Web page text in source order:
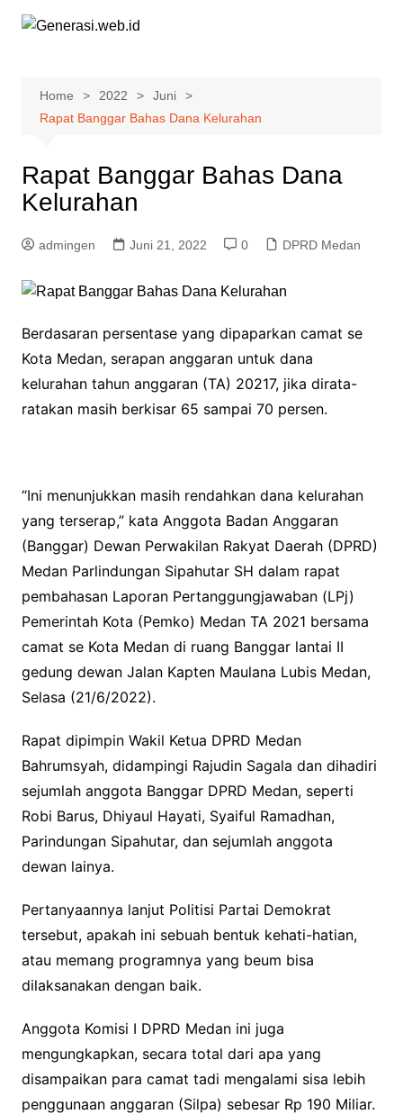
Home 2022
Juni
Rapat Banggar Bahas Dana Kelurahan
Rapat Banggar Bahas Dana
Kelurahan
admingen Juni 21, 2022 0 DPRD Medan
Berdasaran persentase yang dipaparkan camat se
Kota Medan, serapan anggaran untuk dana
kelurahan tahun anggaran (TA) 20217, jika dirata-
ratakan masih berkisar 65 sampai 70 persen.
“Ini menunjukkan masih rendahkan dana kelurahan
yang terserap,” kata Anggota Badan Anggaran
(Banggar) Dewan Perwakilan Rakyat Daerah (DPRD)
Medan Parlindungan Sipahutar SH dalam rapat
pembahasan Laporan Pertanggungjawaban (LPj)
Pemerintah Kota (Pemko) Medan TA 2021 bersama
camat se Kota Medan di ruang Banggar lantai II
gedung dewan Jalan Kapten Maulana Lubis Medan,
Selasa (21/6/2022).
Rapat dipimpin Wakil Ketua DPRD Medan
Bahrumsyah, didampingi Rajudin Sagala dan dihadiri
sejumlah anggota Banggar DPRD Medan, seperti
Robi Barus, Dhiyaul Hayati, Syaiful Ramadhan,
Parindungan Sipahutar, dan sejumlah anggota
dewan lainya.
Pertanyaannya lanjut Politisi Partai Demokrat
tersebut, apakah ini sebuah bentuk kehati-hatian,
atau memang programnya yang beum bisa
dilaksanakan dengan baik.
Anggota Komisi I DPRD Medan ini juga
mengungkapkan, secara total dari apa yang
disampaikan para camat tadi mengalami sisa lebih
penggunaan anggaran (Silpa) sebesar Rp 190 Miliar.